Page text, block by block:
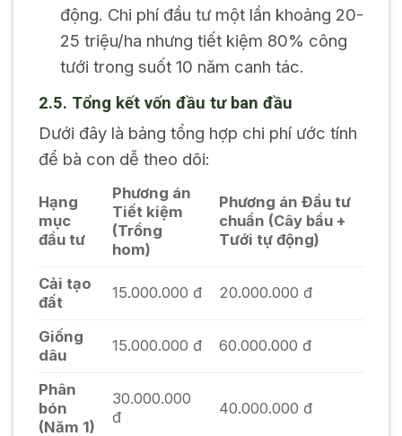
động. Chi phí đầu tư một lần khoảng 20-
25 triệu/ha nhưng tiết kiệm 80% công
tưới trong suốt 10 năm canh tác.
2.5. Tổng kết vốn đầu tư ban đầu
Dưới đây là bảng tổng hợp chi phí ước tính
để bà con dễ theo dõi:
Hạng
mục
đầu tư
Phương án
Tiết kiệm
(Trồng
hom)
Phương án Đầu tư
chuẩn (Cây bầu +
Tưới tự động)
Cải tạo
đất
15.000.000 đ 20.000.000 đ
Giống
dâu
15.000.000 đ 60.000.000 đ
Phân
bón
(Năm 1)
30.000.000
đ
40.000.000 đ